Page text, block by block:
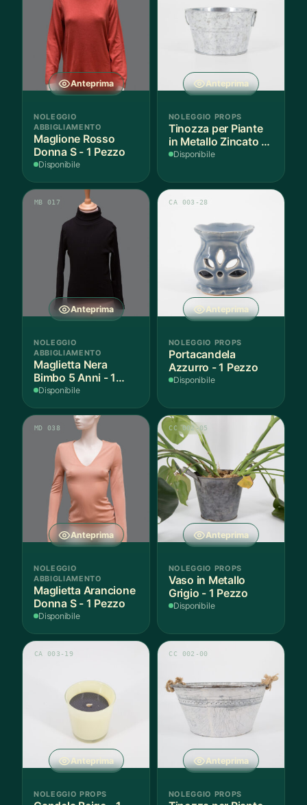
Anteprima
NOLEGGIO
ABBIGLIAMENTO
Maglione Rosso
Donna S - 1 Pezzo
Disponibile
Anteprima
NOLEGGIO PROPS
Tinozza per Piante
in Metallo Zincato -
3 Pezzi
Disponibile
Anteprima
MB 017
NOLEGGIO
ABBIGLIAMENTO
Maglietta Nera
Bimbo 5 Anni - 1
Pezzo
Disponibile
Anteprima
CA 003-28
NOLEGGIO PROPS
Portacandela
Azzurro - 1 Pezzo
Disponibile
Anteprima
MD 038
NOLEGGIO
ABBIGLIAMENTO
Maglietta Arancione
Donna S - 1 Pezzo
Disponibile
Anteprima
CC 002-05
NOLEGGIO PROPS
Vaso in Metallo
Grigio - 1 Pezzo
Disponibile
Anteprima
CA 003-19
NOLEGGIO PROPS
Anteprima
CC 002-00
NOLEGGIO PROPS